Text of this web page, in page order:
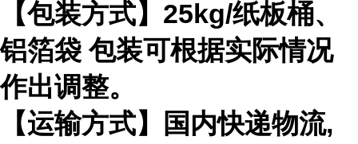
【包装方式】 25kg/纸板桶、
铝箔袋 包装可根据实际情况
作出调整。
【运输方式】国内快递物流,